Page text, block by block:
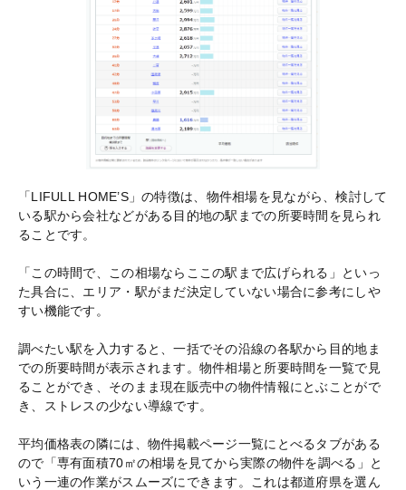
「LIFULL HOME’S」の特徴は、物件相場を見ながら、検討して
いる駅から会社などがある目的地の駅までの所要時間を見られ
ることです。
「この時間で、この相場ならここの駅まで広げられる」といっ
た具合に、エリア・駅がまだ決定していない場合に参考にしや
すい機能です。
調べたい駅を入力すると、一括でその沿線の各駅から目的地ま
での所要時間が表示されます。物件相場と所要時間を一覧で見
ることができ、そのまま現在販売中の物件情報にとぶことがで
き、ストレスの少ない導線です。
平均価格表の隣には、物件掲載ページ一覧にとべるタブがある
ので「専有面積70㎡の相場を見てから実際の物件を調べる」と
いう一連の作業がスムーズにできます。これは都道府県を選ん